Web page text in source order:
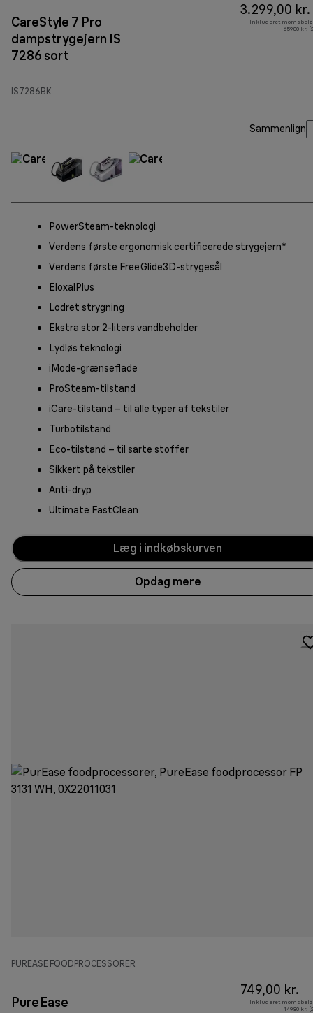
CareStyle 7 Pro
dampstrygejern IS
7286 sort
IS7286BK
3.299,00 kr.
Inkluderet
659,80 kr.
Sammenlign
PowerSteam-teknologi
Verdens første ergonomisk certificerede strygejern*
Verdens første FreeGlide3D-strygesål
EloxalPlus
Lodret strygning
Ekstra stor 2-liters vandbeholder
Lydløs teknologi
iMode-grænseflade
ProSteam-tilstand
iCare-tilstand – til alle typer af tekstiler
Turbotilstand
Eco-tilstand – til sarte stoffer
Sikkert på tekstiler
Anti-dryp
Ultimate FastClean
Læg i indkøbskurven
Opdag mere
PUREASE FOODPROCESSORER
PureEase
749,00 kr.
Inkluderet
149,80 kr.